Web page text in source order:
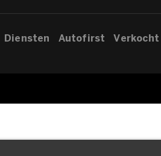
Diensten Autofirst Verkocht